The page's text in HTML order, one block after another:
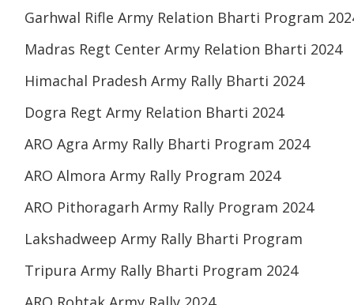
Garhwal Rifle Army Relation Bharti Program
Madras Regt Center Army Relation Bharti 2024
Himachal Pradesh Army Rally Bharti 2024
Dogra Regt Army Relation Bharti 2024
ARO Agra Army Rally Bharti Program 2024
ARO Almora Army Rally Program 2024
ARO Pithoragarh Army Rally Program 2024
Lakshadweep Army Rally Bharti Program
Tripura Army Rally Bharti Program 2024